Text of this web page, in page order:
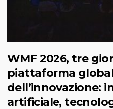
WMF 2026, tre
piattaforma
dell’innovazione:
artificiale,